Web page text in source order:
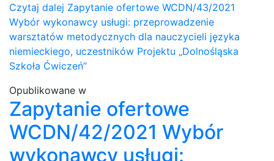
Czytaj dalej Zapytanie ofertowe WCDN/43/2021
Wybór wykonawcy usługi: przeprowadzenie
warsztatów metodycznych dla nauczycieli języka
niemieckiego, uczestników Projektu „Dolnośląska
Szkoła Ćwiczeń”
Opublikowane w
Zapytanie ofertowe
WCDN/42/2021 Wybór
wykonawcy usługi: